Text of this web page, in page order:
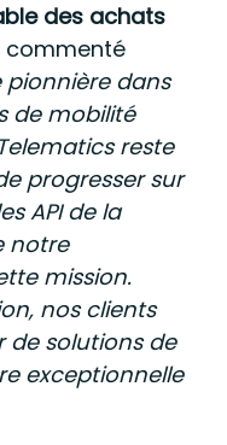
des achats
commenté
pionnière dans
de mobilité
reste
progresser sur
API de la
notre
mission.
nos clients
de solutions de
exceptionnelle